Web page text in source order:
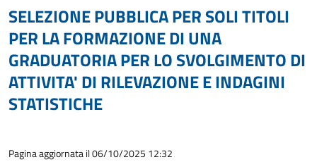
SELEZIONE PUBBLICA PER SOLI TITOLI
PER LA FORMAZIONE DI UNA
GRADUATORIA PER LO SVOLGIMENTO DI
ATTIVITA' DI RILEVAZIONE E INDAGINI
STATISTICHE
Pagina aggiornata il 06/10/2025 12:32